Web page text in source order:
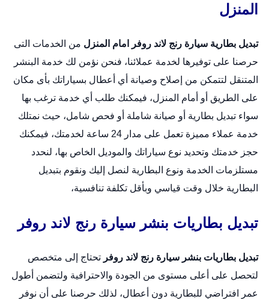
المنزل
تبديل بطارية سيارة رنج لاند روفر امام المنزل من الخدمات التى
حرصنا على توفيرها لخدمة عملائنا، فنحن نؤمن لك خدمة البنشر
المتنقل لتتمكن من إصلاح وصيانة أي أعطال بسياراتك بأى مكان
على الطريق أو أمام المنزل، فيمكنك طلب أي خدمة ترغب بها
سواء تبديل بطارية أو صيانة شاملة أو فحص شامل، حيث نمتلك
خدمة عملاء مميزة تعمل على مدار 24 ساعة لخدمتك، فيمكنك
حجز خدمتك وتحديد نوع سياراتك والموديل الخاص بها، لنحدد
مستلزمات الخدمة ونوع البطارية لنصل إليك ونقوم بتبديل
البطارية خلال وقت قياسي وبأقل تكلفة تنافسية،
تبديل بطاريات بنشر سيارة رنج لاند روفر
تبديل بطاريات بنشر سيارة رنج لاند روفر تحتاج إلى متخصص
لتحصل على أعلى مستوى من الجودة والاحترافية ولتضمن أطول
عمر افتراضي للبطارية دون أعطال، لذلك حرصنا على أن نوفر